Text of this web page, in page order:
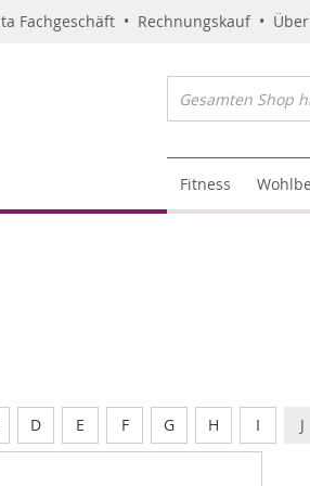
Fachgeschäft • Rechnungskauf •
Fitness
D E F G H I J